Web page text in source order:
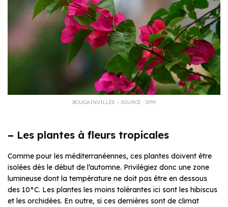
BOUGAINVILLÉE – SOURCE : SPM
– Les plantes à fleurs tropicales
Comme pour les méditerranéennes, ces plantes doivent être
isolées dès le début de l’automne. Privilégiez donc une zone
lumineuse dont la température ne doit pas être en dessous
des 10°C. Les plantes les moins tolérantes ici sont les hibiscus
et les orchidées. En outre, si ces dernières sont de climat